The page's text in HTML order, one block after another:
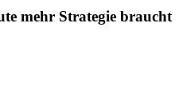
mehr Strategie braucht